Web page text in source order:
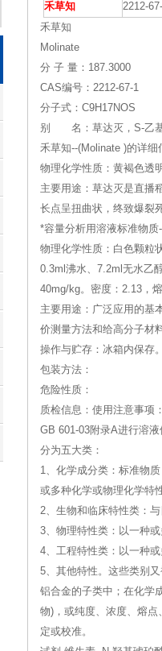
禾草知
2212-
禾草知
Molinate
分 子 量：187.3000
CAS编号：2212-67-1
分子式：C9H17NOS
别 名：草达灭，S-乙基
禾草知--(Molinate )的详细
物理化学性质：黄褐色透
主要用途：草达灭是直播
长点呈扭曲状，终致爆裂
*容量分析用溶液标准物
物理化学性质：白色颗粒
0.3ml沸水、7.2ml无水乙
40mg/kg。密度：2.13，
主要用途：广泛应用的基
价测量方法和给高分子材
操作与贮存：冰箱内保存
包装方法：
危险性质：
质检信息：使用注意事项
GB 601-03附录A进行溶
分为五大类：
1、化学成分类：标准物
或多种化学或物理化学特
2、生物和临床特性类：
3、物理特性类：以一种
4、工程特性类：以一种
5、其他特性。这些类别
铝合金的子类中；在化学
物)，或纯度、浓度、熔
定或校准。